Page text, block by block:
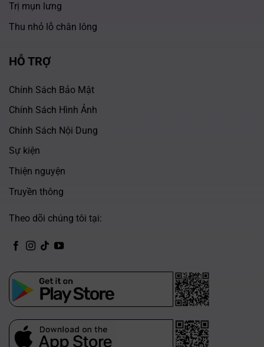
Trị mụn lưng
Thu nhỏ lỗ chân lông
HỖ TRỢ
Chính Sách Bảo Mật
Chính Sách Hình Ảnh
Chính Sách Nội Dung
Sự kiện
Thiện nguyện
Truyền thông
Theo dõi chúng tôi tại:
CH Play
App Store